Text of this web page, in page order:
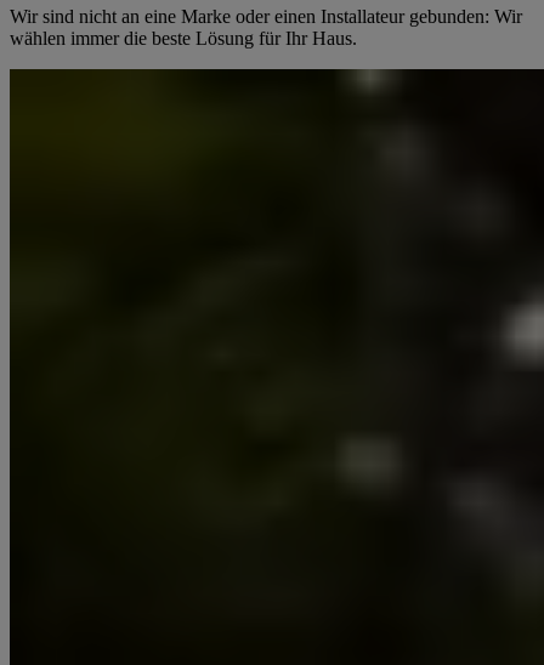
Wir sind nicht an eine Marke oder einen Installateur gebunden: Wir
wählen immer die beste Lösung für Ihr Haus.